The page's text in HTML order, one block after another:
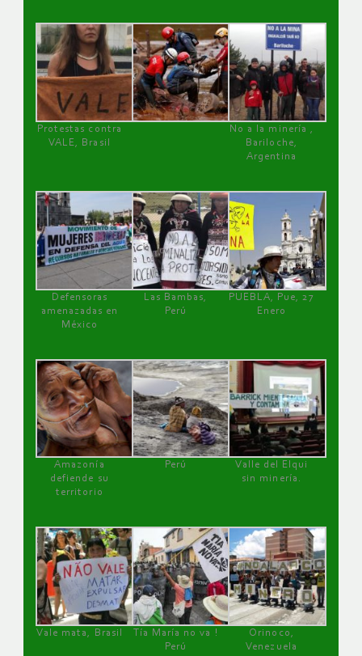
Protestas contra
VALE, Brasil
No a la minería ,
Bariloche,
Argentina
Defensoras
amenazadas en
México
Las Bambas,
Perú
PUEBLA, Pue, 27
Enero
Amazonía
defiende su
territorio
Perú
Valle del Elqui
sin minería.
Vale mata, Brasil
Tía María no va !
Perú
Orinoco,
Venezuela